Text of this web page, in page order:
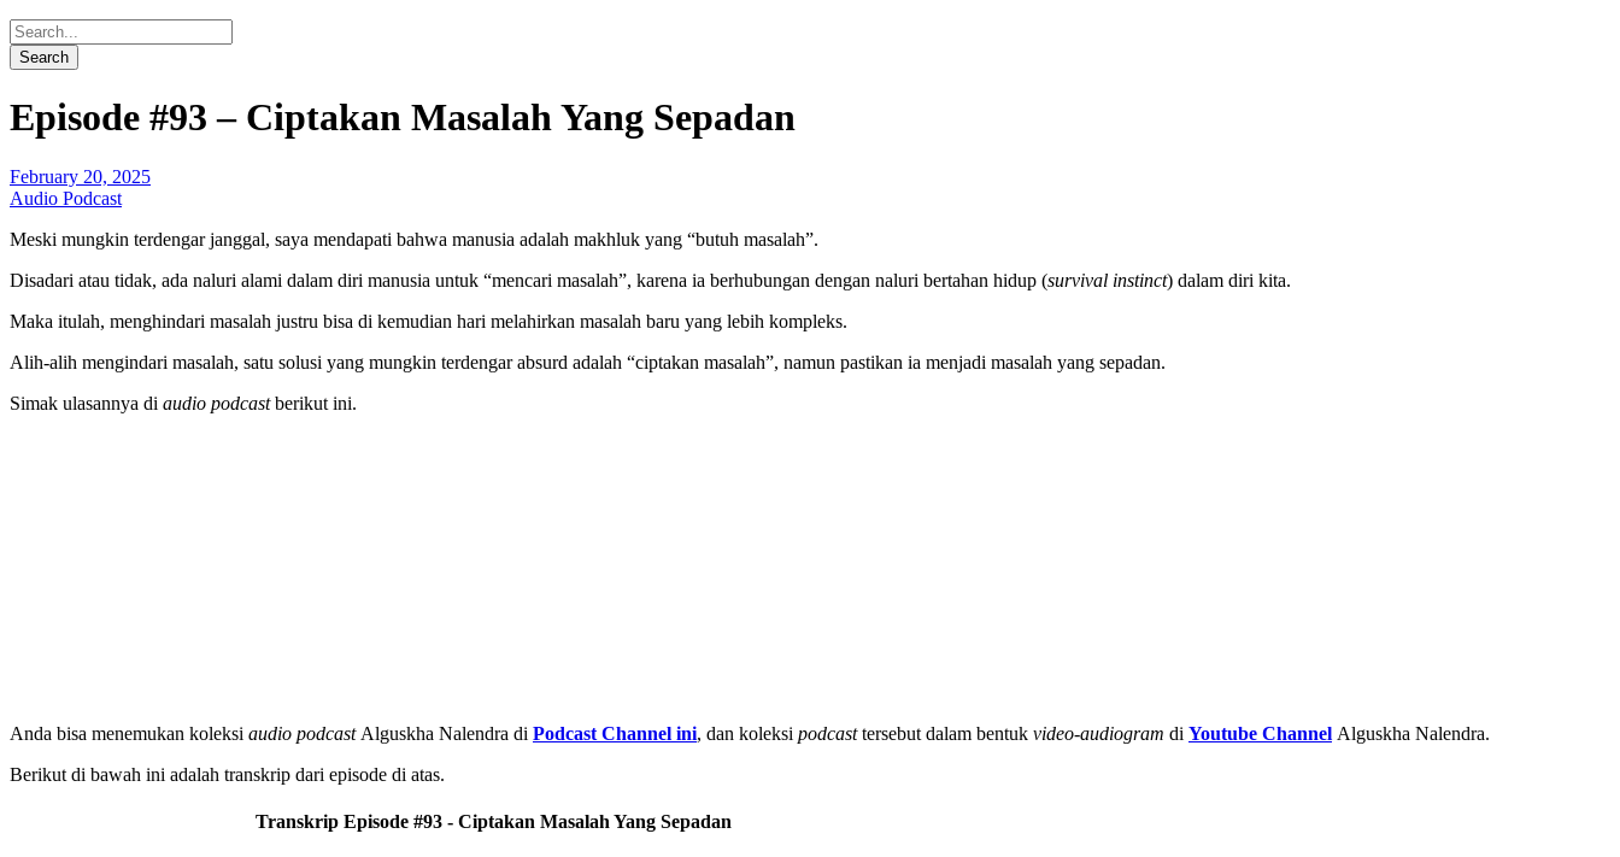
Episode #93 – Ciptakan Masalah Yang Sepadan
February 20, 2025
Audio Podcast
Meski mungkin terdengar janggal, saya mendapati bahwa manusia adalah makhluk yang “butuh masalah”.
Disadari atau tidak, ada naluri alami dalam diri manusia untuk “mencari masalah”, karena ia berhubungan dengan naluri bertahan hidup (survival instinct) dalam diri kita.
Maka itulah, menghindari masalah justru bisa di kemudian hari melahirkan masalah baru yang lebih kompleks.
Alih-alih mengindari masalah, satu solusi yang mungkin terdengar absurd adalah “ciptakan masalah”, namun pastikan ia menjadi masalah yang sepadan.
Simak ulasannya di audio podcastberikut ini.
Anda bisa menemukan koleksi audio podcastAlguskha Nalendra di Podcast Channel ini, dan koleksi podcasttersebut dalam bentuk video-audiogram di Youtube Channel Alguskha Nalendra.
Berikut di bawah ini adalah transkrip dari episode di atas.
Transkrip Episode #93 - Ciptakan Masalah Yang Sepadan